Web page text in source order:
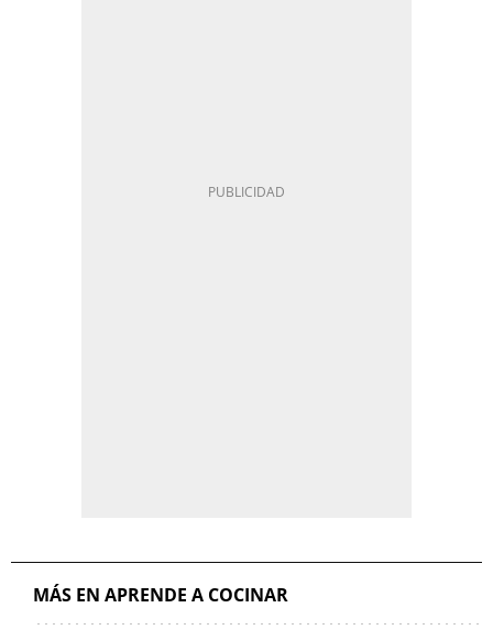
MÁS EN APRENDE A COCINAR